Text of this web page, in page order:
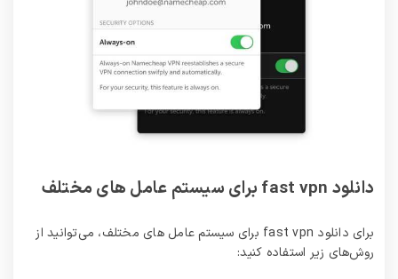
دانلود fast vpn برای سیستم عامل های مختلف
برای دانلود fast vpn برای سیستم عامل های مختلف، می‌توانید از
روش‌های زیر استفاده کنید: